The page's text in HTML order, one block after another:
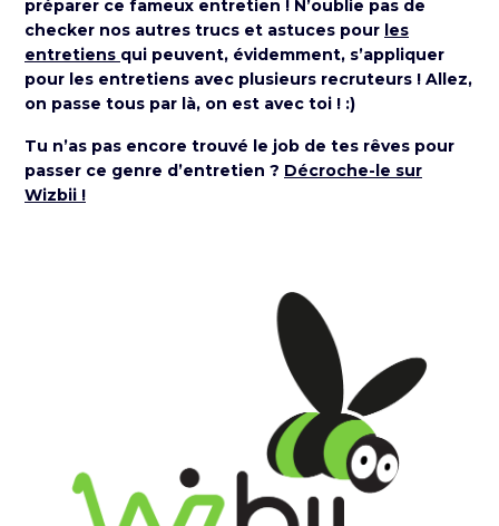
préparer ce fameux entretien ! N’oublie pas de
checker nos autres trucs et astuces pour les
entretiens qui peuvent, évidemment, s’appliquer
pour les entretiens avec plusieurs recruteurs ! Allez,
on passe tous par là, on est avec toi ! :)
Tu n’as pas encore trouvé le job de tes rêves pour
passer ce genre d’entretien ? Décroche-le sur
Wizbii !